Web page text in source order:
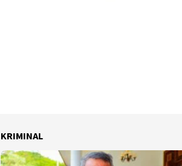
KRIMINAL